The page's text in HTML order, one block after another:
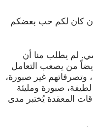
إن كان لكم حب بعضكم
لم يطلب منا أن
من يصعب التعامل
وتصرفاتهم غير صبورة،
صبورة ومليئة
المعقدة يُختبر مدى